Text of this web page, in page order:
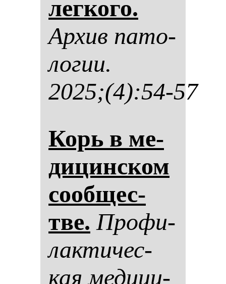
лег­ко­го.
Ар­хив па­то­
ло­гии.
2025;(4):54-57
Корь в ме­
ди­цин­ском
со­об­щес­
тве. Про­фи­
лак­ти­чес­
кая ме­ди­ци­